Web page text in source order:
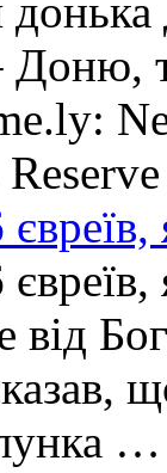
Доню,
від